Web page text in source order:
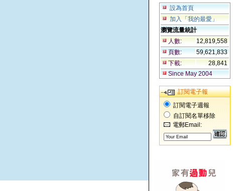
設為首頁
加入「我的最愛」
瀏覽流量統計
人數:
12,819,558
頁數:
59,621,833
下載:
28,841
Since May 2004
訂閱電子報
訂閱電子週報
自訂閱名單移除
電郵Email: